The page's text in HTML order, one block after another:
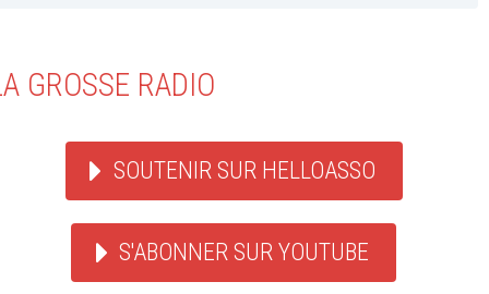
GROSSE RADIO
SOUTENIR SUR HELLOASSO
S'ABONNER SUR YOUTUBE